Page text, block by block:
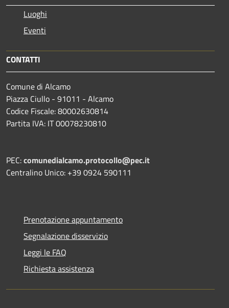
Luoghi
Eventi
CONTATTI
Comune di Alcamo
Piazza Ciullo - 91011 - Alcamo
Codice Fiscale: 80002630814
Partita IVA: IT 00078230810
PEC:comunedialcamo.protocollo@pec.it
Centralino Unico: +39 0924 590111
Prenotazione appuntamento
Segnalazione disservizio
Leggi le FAQ
Richiesta assistenza